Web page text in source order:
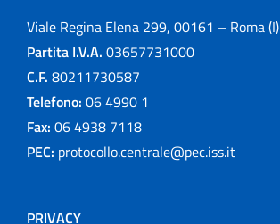
Viale Regina Elena 299, 00161 – Roma (I)
Partita I.V.A. 03657731000
C.F. 80211730587
Telefono: 06 4990 1
Fax: 06 4938 7118
PEC: protocollo.centrale@pec.iss.it
PRIVACY